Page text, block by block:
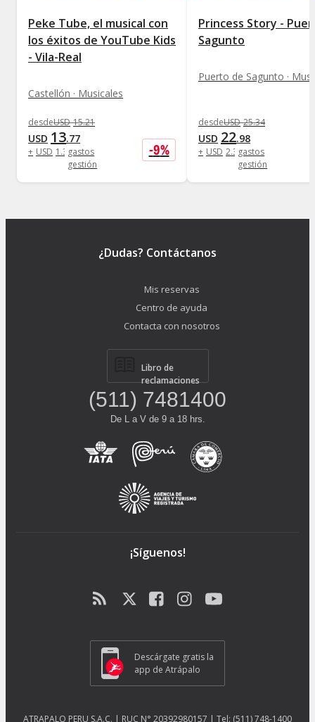
Peke Tube, el musical con
los éxitos de YouTube Kids
- Vila-Real
Castellón · Musicales
desdeUSD 15.21
USD 13.77
+ USD 1 .38gastos
gestión
-9%
Princess Story -
Sagunto
Puerto de Sagunto ·
desdeUSD 25.34
USD 22.98
+ USD 2.30gastos
gestión
¿Dudas? Contáctanos
Mis reservas
Centro de ayuda
Contacta con nosotros
Libro de
reclamaciones
(511) 7481400
De L a V de 9 a 18 hrs.
¡Síguenos!
Descárgate gratis la
app de Atrápalo
ATRAPALO PERU S.A.C. | RUC N° 20392980157 | Tel: (511) 748-1400